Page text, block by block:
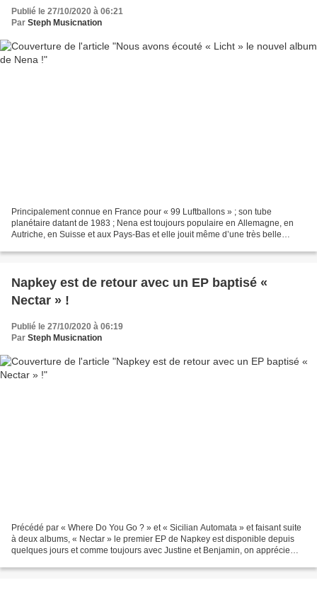
Publié le 27/10/2020 à 06:21
Par Steph Musicnation
Principalement connue en France pour « 99 Luftballons » ; son tube
planétaire datant de 1983 ; Nena est toujours populaire en Allemagne, en
Autriche, en Suisse et aux Pays-Bas et elle jouit même d’une très belle
Napkey est de retour avec un EP baptisé «
Nectar » !
Publié le 27/10/2020 à 06:19
Par Steph Musicnation
Précédé par « Where Do You Go ? » et « Sicilian Automata » et faisant suite
à deux albums, « Nectar » le premier EP de Napkey est disponible depuis
quelques jours et comme toujours avec Justine et Benjamin, on apprécie